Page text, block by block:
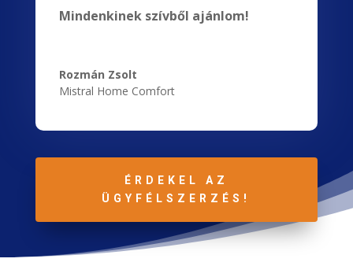
Mindenkinek szívből ajánlom!
Rozmán Zsolt
Mistral Home Comfort
ÉRDEKEL AZ
ÜGYFÉLSZERZÉS!